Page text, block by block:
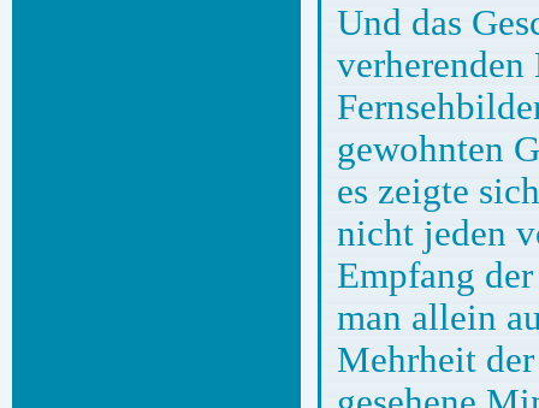
Und das
verherenden
gewohnten
es zeigte
nicht jeden
Empfang
man allein
Mehrheit